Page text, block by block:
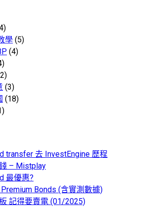
學 (5)
(4)
(3)
(18)
transfer 去 InvestEngine 歷程
– Mistplay
最優惠?
Bonds (含實測數據)
記得要賣電 (01/2025)